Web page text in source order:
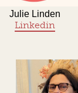
Julie Linden
Linkedin